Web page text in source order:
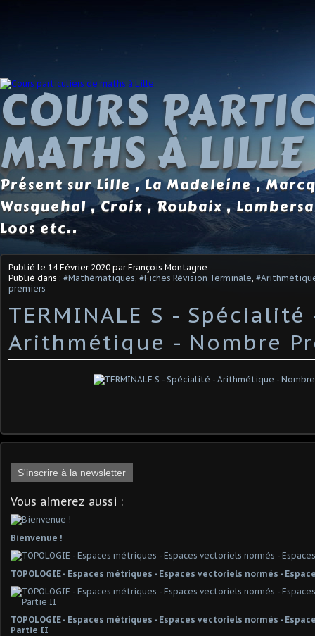
COURS
MATHS À LILLE
Présent sur Lille , La Madeleine ,
Wasquehal , Croix , Roubaix ,
Loos etc..
Publié le 14 Février 2020 par François Montagne
Publié dans : #Mathématiques #Fiches Révision Terminale
premiers
TERMINALE S - Spécialité
Arithmétique - Nombre
S'inscrire à la newsletter
Vous aimerez aussi :
Bienvenue !
TOPOLOGIE - Espaces métriques - Espaces vectoriels normés -
TOPOLOGIE - Espaces métriques - Espaces vectoriels normés -
Partie II